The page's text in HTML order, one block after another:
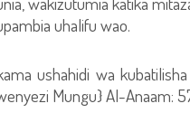
uhalifu wao.
ushahidi wa
Mungu} Al-Anaam: